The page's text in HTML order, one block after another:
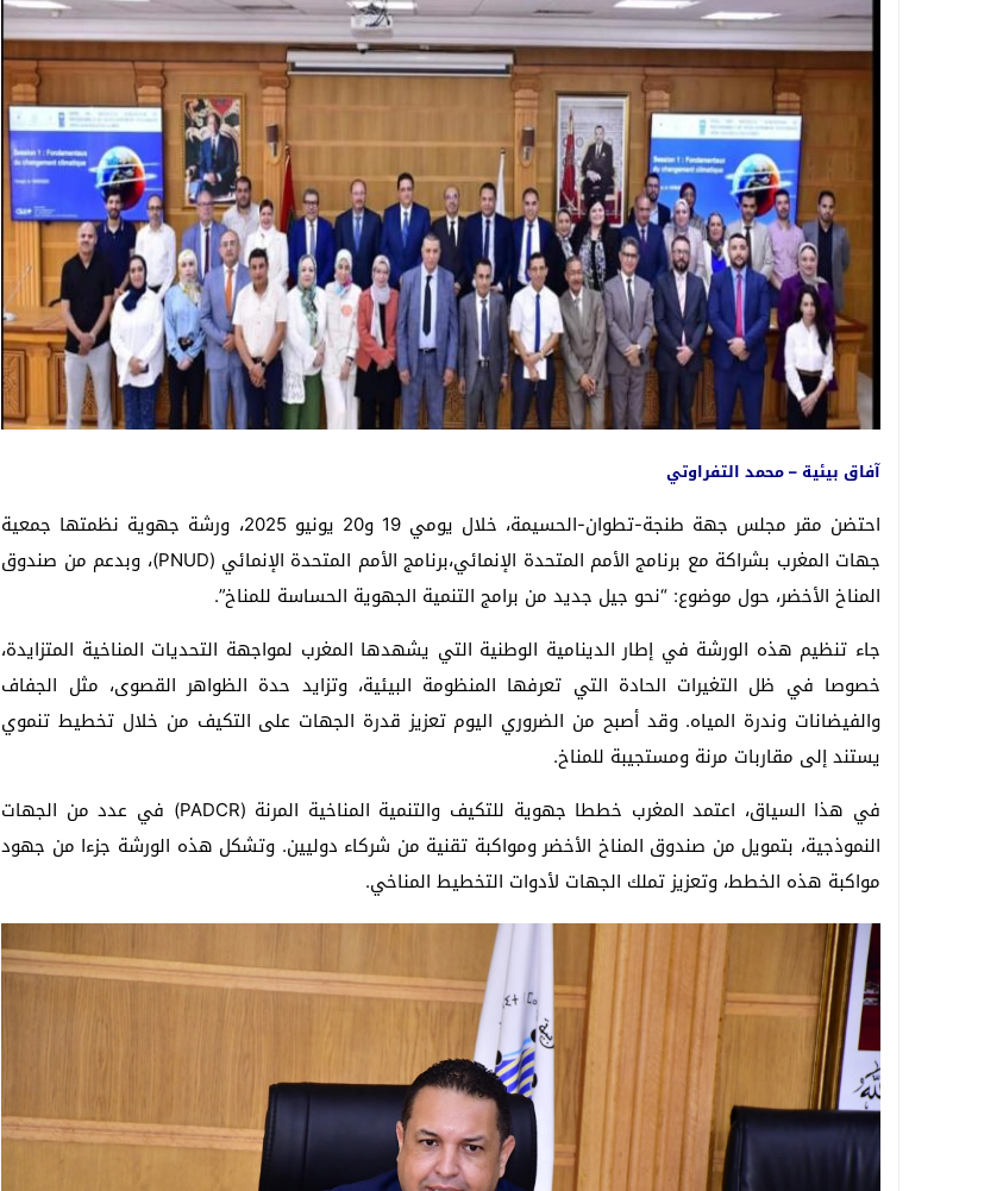
آفاق بيئية – محمد التفراوتي
احتضن مقر مجلس جهة طنجة-تطوان-الحسيمة، خلال يومي 19 و20 يونيو 2025، ورشة جهوية نظمتها جمعية
جهات المغرب بشراكة مع برنامج الأمم المتحدة الإنمائي،برنامج الأمم المتحدة الإنمائي (PNUD)، وبدعم من صندوق
المناخ الأخضر، حول موضوع: “نحو جيل جديد من برامج التنمية الجهوية الحساسة للمناخ”.
جاء تنظيم هذه الورشة في إطار الدينامية الوطنية التي يشهدها المغرب لمواجهة التحديات المناخية المتزايدة،
خصوصا في ظل التغيرات الحادة التي تعرفها المنظومة البيئية، وتزايد حدة الظواهر القصوى، مثل الجفاف
والفيضانات وندرة المياه. وقد أصبح من الضروري اليوم تعزيز قدرة الجهات على التكيف من خلال تخطيط تنموي
يستند إلى مقاربات مرنة ومستجيبة للمناخ.
في هذا السياق، اعتمد المغرب خططا جهوية للتكيف والتنمية المناخية المرنة (PADCR) في عدد من الجهات
النموذجية، بتمويل من صندوق المناخ الأخضر ومواكبة تقنية من شركاء دوليين. وتشكل هذه الورشة جزءا من جهود
مواكبة هذه الخطط، وتعزيز تملك الجهات لأدوات التخطيط المناخي.